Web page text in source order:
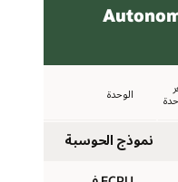
الوحدة
نموذج الحوسبة